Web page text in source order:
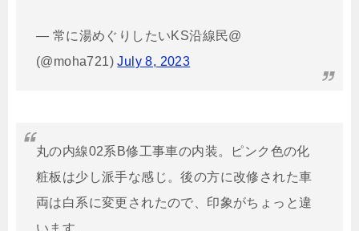
— 常に湯めぐりしたいKS沿線民@
(@moha721)July 8, 2023
丸の内線02系B修工事車の内装。ピンク色の化
粧板は少し派手な感じ。後の方に改修された車
両は白系に変更されたので、印象がちょっと違
います。